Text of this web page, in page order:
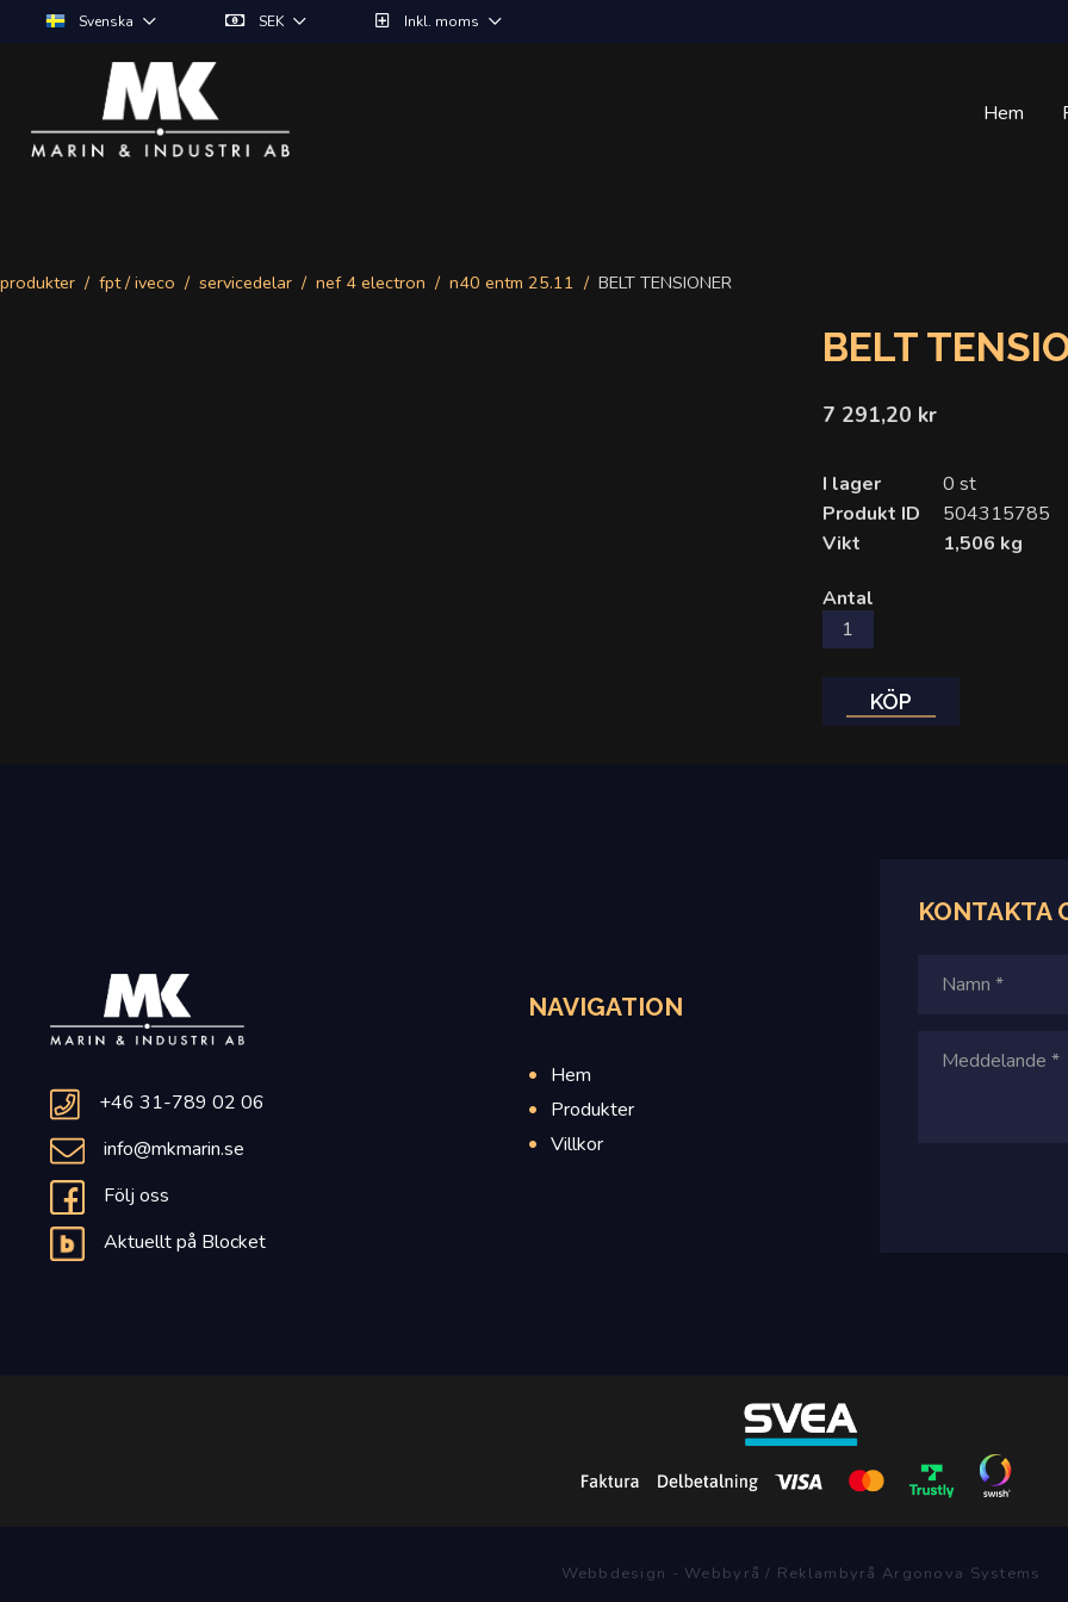
Svenska SEK Inkl. moms
Hem
produkter fpt / iveco servicedelar nef 4 electron n40 entm 25.11 BELT TENSIONER
BELT
7 291,20 kr
I lager
0 st
Produkt ID
504315785
Vikt
1,506 kg
Antal
KÖP
+46 31-789 02 06
info@mkmarin.se
Följ oss
Aktuellt på Blocket
NAVIGATION
Hem
Produkter
Villkor
KONTAKTA
Webbdesign - Webbyrå / Reklambyrå Argonova Systems